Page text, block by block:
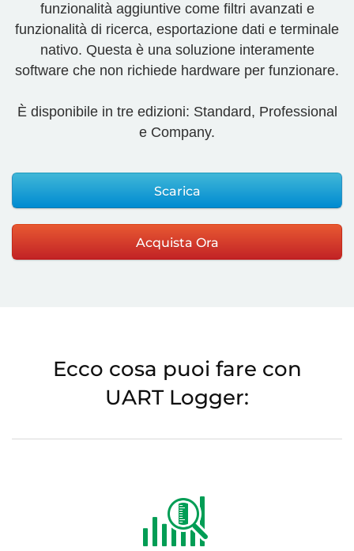
funzionalità aggiuntive come filtri avanzati e
funzionalità di ricerca, esportazione dati e terminale
nativo. Questa è una soluzione interamente
software che non richiede hardware per funzionare.
È disponibile in tre edizioni: Standard, Professional
e Company.
Scarica
Acquista Ora
Ecco cosa puoi fare con
UART Logger: